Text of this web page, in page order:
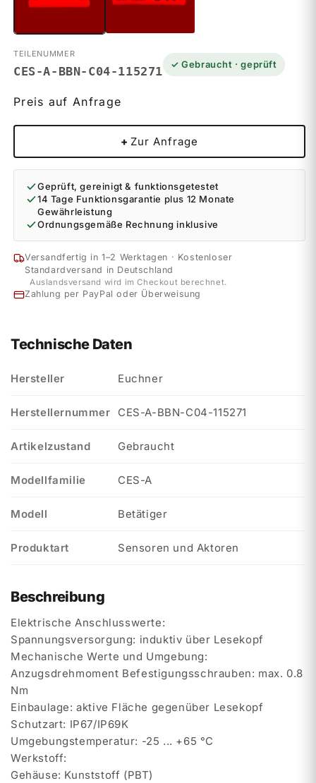
TEILENUMMER
CES-A-BBN-C04-115271 ✓ Gebraucht · geprüft
Preis auf Anfrage
+ Zur Anfrage
Geprüft, gereinigt & funktionsgetestet
14 Tage Funktionsgarantie plus 12 Monate
Gewährleistung
Ordnungsgemäße Rechnung inklusive
Versandfertig in 1–2 Werktagen · Kostenloser
Standardversand in Deutschland
Auslandsversand wird im Checkout berechnet.
Zahlung per PayPal oder Überweisung
Technische Daten
Hersteller Euchner
Herstellernummer CES-A-BBN-C04-115271
Artikelzustand Gebraucht
Modellfamilie CES-A
Modell Betätiger
Produktart Sensoren und Aktoren
Beschreibung
Elektrische Anschlusswerte:
Spannungsversorgung: induktiv über Lesekopf
Mechanische Werte und Umgebung:
Anzugsdrehmoment Befestigungsschrauben: max. 0.8
Nm
Einbaulage: aktive Fläche gegenüber Lesekopf
Schutzart: IP67/IP69K
Umgebungstemperatur: -25 ... +65 °C
Werkstoff:
Gehäuse: Kunststoff (PBT)